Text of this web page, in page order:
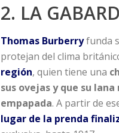
2. LA
Thomas Burberryfunda
protejan del clima
región, quien tiene una
sus ovejas y que su
empapada. A partir de
lugar de la prenda